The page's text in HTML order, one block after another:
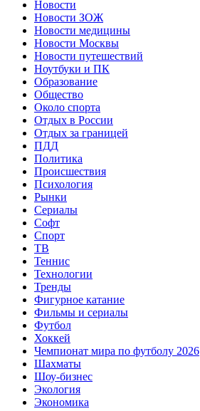
Новости
Новости ЗОЖ
Новости медицины
Новости Москвы
Новости путешествий
Ноутбуки и ПК
Образование
Общество
Около спорта
Отдых в России
Отдых за границей
ПДД
Политика
Происшествия
Психология
Рынки
Сериалы
Софт
Спорт
ТВ
Теннис
Технологии
Тренды
Фигурное катание
Фильмы и сериалы
Футбол
Хоккей
Чемпионат мира по футболу 2026
Шахматы
Шоу-бизнес
Экология
Экономика